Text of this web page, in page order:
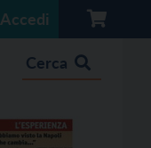
Accedi
Cerca